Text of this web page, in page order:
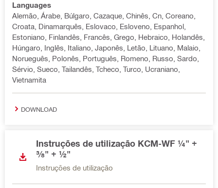
Languages
Alemão, Árabe, Búlgaro, Cazaque, Chinês, Cn, Coreano,
Croata, Dinamarquês, Eslovaco, Esloveno, Espanhol,
Estoniano, Finlandês, Francês, Grego, Hebraico, Holandês,
Húngaro, Inglês, Italiano, Japonês, Letão, Lituano, Malaio,
Norueguês, Polonês, Português, Romeno, Russo, Sardo,
Sérvio, Sueco, Tailandês, Tcheco, Turco, Ucraniano,
Vietnamita
DOWNLOAD
Instruções de utilização KCM-WF ¼" +
⅜" + ½"
Instruções de utilização